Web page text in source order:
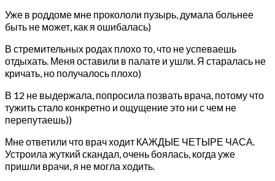
Уже в роддоме мне прокололи пузырь, думала больнее
быть не может, как я ошибалась)
В стремительных родах плохо то, что не успеваешь
отдыхать. Меня оставили в палате и ушли. Я старалась не
кричать, но получалось плохо)
В 12 не выдержала, попросила позвать врача, потому что
тужить стало конкретно и ощущение это ни с чем не
перепутаешь))
Мне ответили что врач ходит КАЖДЫЕ ЧЕТЫРЕ ЧАСА.
Устроила жуткий скандал, очень боялась, когда уже
пришли врачи, я не могла ходить.